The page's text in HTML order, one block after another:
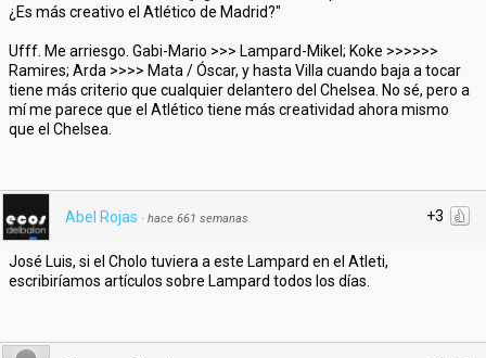
¿Es más creativo el Atlético de Madrid?"
Ufff. Me arriesgo. Gabi-Mario >>> Lampard-Mikel; Koke >>>>>>
Ramires; Arda >>>> Mata / Óscar, y hasta Villa cuando baja a tocar
tiene más criterio que cualquier delantero del Chelsea. No sé, pero a
mí me parece que el Atlético tiene más creatividad ahora mismo
que el Chelsea.
+3
Abel Rojas · hace 661 semanas
José Luis, si el Cholo tuviera a este Lampard en el Atleti,
escribiríamos artículos sobre Lampard todos los días.